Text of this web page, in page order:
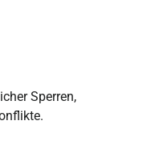
Sperren,